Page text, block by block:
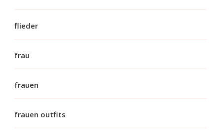
flieder
frau
frauen
frauen outfits